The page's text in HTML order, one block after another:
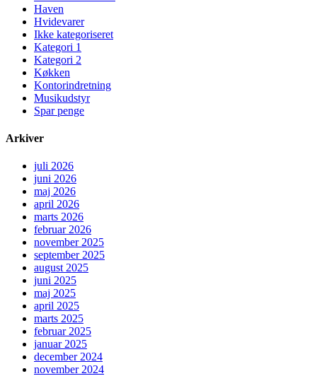
Haven
Hvidevarer
Ikke kategoriseret
Kategori 1
Kategori 2
Køkken
Kontorindretning
Musikudstyr
Spar penge
Arkiver
juli 2026
juni 2026
maj 2026
april 2026
marts 2026
februar 2026
november 2025
september 2025
august 2025
juni 2025
maj 2025
april 2025
marts 2025
februar 2025
januar 2025
december 2024
november 2024